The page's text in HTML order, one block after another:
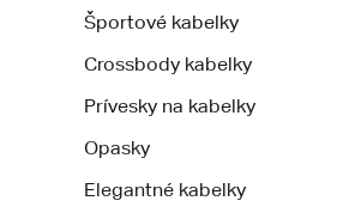
Športové kabelky
Crossbody kabelky
Prívesky na kabelky
Opasky
Elegantné kabelky